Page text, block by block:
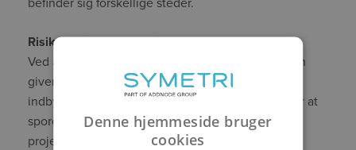
Risikostyring og øget sikkerhed
Ved at samle alle projektdata på en sikker platform
giver ACC mulighed for bedre risikostyring. Med
indbyggede sikkerhedsfunktioner og mulighed for at
spore ændringer og adgangshistorik kan
projektledere bedre kontrollere og mindske risici.
Denne hjemmeside bruger
cookies